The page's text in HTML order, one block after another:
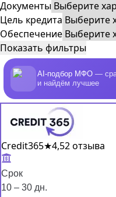
Документы
Цель кредита
Обеспечение
Показать фильтры
AI-подбор МФО —
и найдём лучшее
Credit365★4,52 отзыва
Срок
10 – 30 дн.